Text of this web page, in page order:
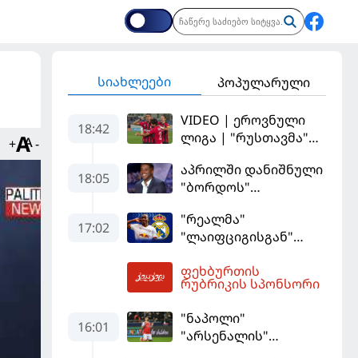
+ -
სიახლეები პოპულარული
18:42
VIDEO | ეროვნული
ლიგა | "რუსთავმა"
დამსახურებულად
მოიგო, "ტორპედომ"
18:05
აპრილში დანიშნული
"ბორდოს"
გადააყენეს
17:02
"რეალმა"
"ლაიფციგისგან"
მილიონად შეიძინა
ფეხბურთის
რუბრიკის სპონსორი
16:01
"ნაპოლი"
"არსენალის"